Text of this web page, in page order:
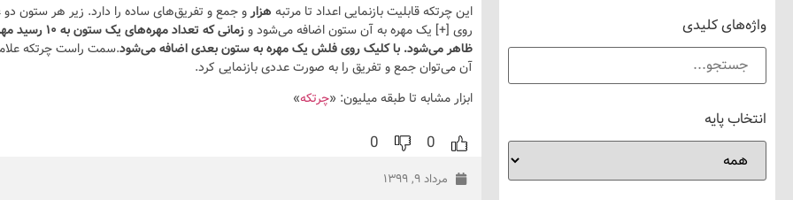
واژه‌های کلیدی
انتخاب پایه
این چرتکه قابلیت بازنمایی اعداد تا مرتبه هزارو جمع و تفریق‌های ساده را دارد. زیر هر ستون
روی [+] یک مهره به آن ستون اضافه می‌شود وزمانی که تعداد مهره‌های یک ستون به ۱۰ رسید مهره‌ها از ستون خارج شده و یک
ظاهر می‌شود. با کلیک روی فلش یک مهره به ستون بعدی اضافه می‌شود.سمت راست چرتکه
آن می‌توان جمع و تفریق را به صورت عددی بازنمایی کرد.
ابزار مشابه تا طبقه میلیون: «چرتکه»
0
0
مرداد ۹, ۱۳۹۹